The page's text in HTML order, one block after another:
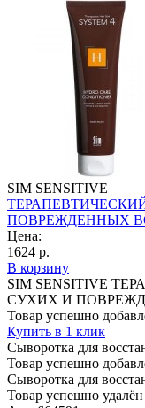
SIM SENSITIVE
ПОВРЕЖДЕННЫХ
Цена:
1624 р.
В корзину
SIM SENSITIVE
СУХИХ И
Товар успешно
Купить в 1 клик
Сыворотка для
Товар успешно
Сыворотка для
Товар успешно